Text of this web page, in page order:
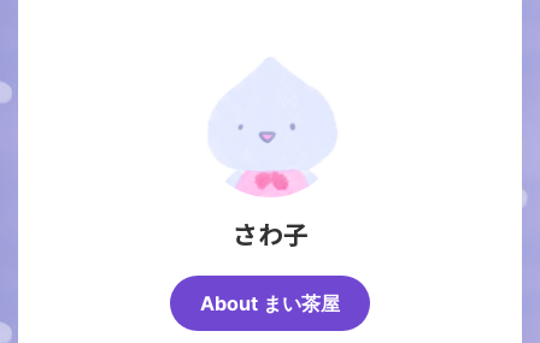
さわ子
About まい茶屋